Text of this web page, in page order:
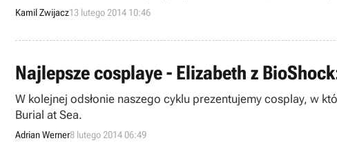
Kamil Zwijacz13 lutego 2014 10:46
Najlepsze cosplaye -
W kolejnej odsłonie naszego cyklu prezentujemy cosplay, w którym
Burial at Sea.
Adrian Werner8 lutego 2014 06:49